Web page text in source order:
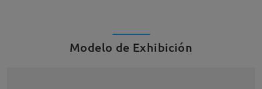
Modelo de Exhibición